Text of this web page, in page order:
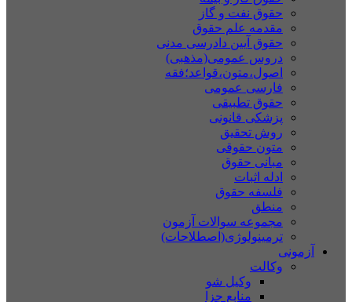
حقوق نفت و گاز
مقدمه علم حقوق
حقوق آیین دادرسی مدنی
دروس عمومی(مذهبی)
اصول،متون،قواعد؛فقه
فارسی عمومی
حقوق تطبیقی
پزشکی قانونی
روش تحقیق
متون حقوقی
مبانی حقوق
ادله اثبات
فلسفه حقوق
منطق
مجموعه سوالات آزمون
ترمینولوژی(اصطلاحات)
آزمونی
وکالت
وکیل شو
منابع جزا